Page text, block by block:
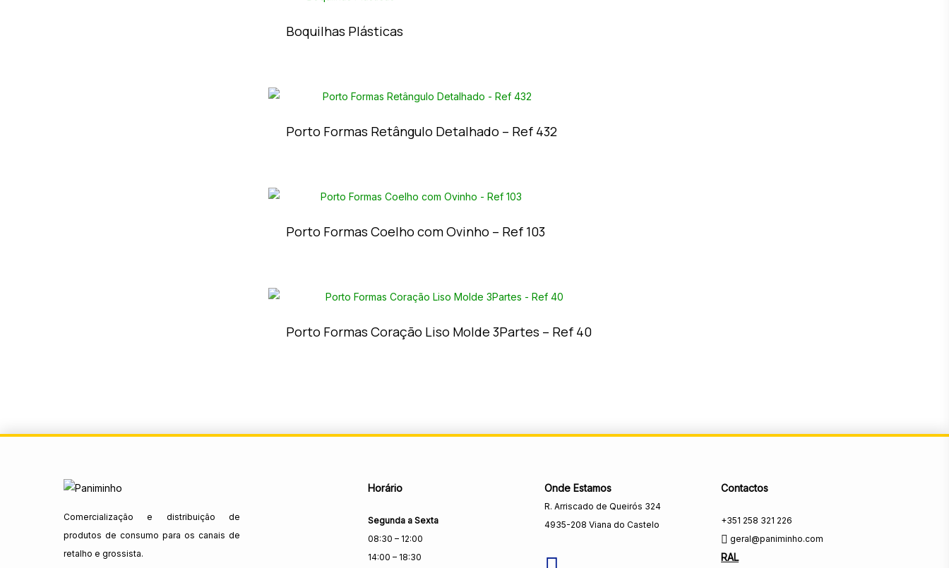
Boquilhas Plásticas
Porto Formas Retângulo Detalhado – Ref 432
Porto Formas Coelho com Ovinho – Ref 103
Porto Formas Coração Liso Molde 3Partes – Ref 40
Comercialização e distribuição de
produtos de consumo para os canais de
retalho e grossista.
Horário
Segunda a Sexta
08:30 – 12:00
14:00 – 18:30
Onde Estamos
R. Arriscado de Queirós 324
4935-208 Viana do Castelo
Contactos
+351 258 321 226
geral@paniminho.com
RAL